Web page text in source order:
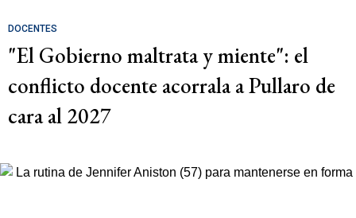
DOCENTES
"El Gobierno maltrata y miente": el
conflicto docente acorrala a Pullaro de
cara al 2027